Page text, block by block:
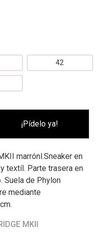
42
¡Pídelo ya!
marrónl.Sneaker en
textíl. Parte trasera en
Suela de Phylon
mediante
MKII